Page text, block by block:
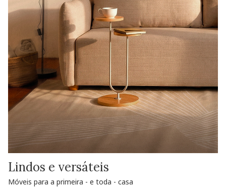
Lindos e versáteis
Móveis para a primeira - e toda - casa